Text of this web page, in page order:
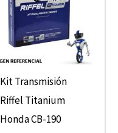
Kit Transmisión
Riffel Titanium
Honda CB-190